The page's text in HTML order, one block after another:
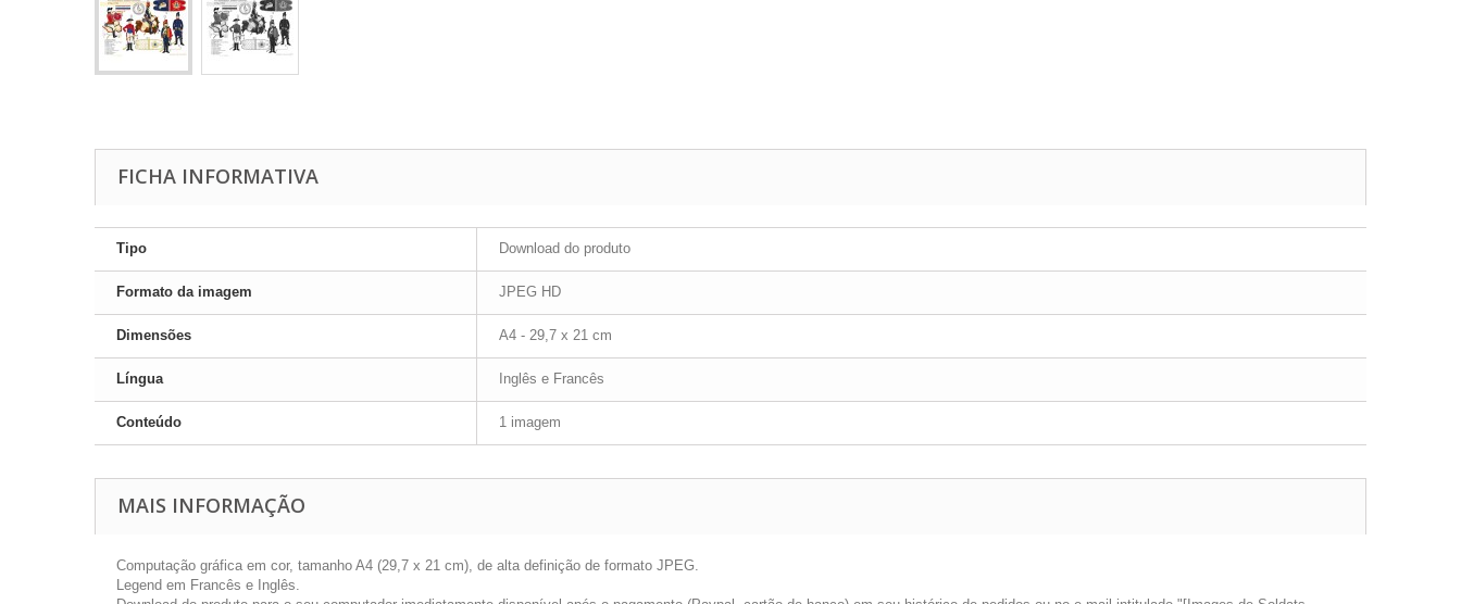
FICHA INFORMATIVA
Tipo Download do produto
Formato da imagem JPEG HD
Dimensões A4 - 29,7 x 21 cm
Língua Inglês e Francês
Conteúdo 1 imagem
MAIS INFORMAÇÃO
Computação gráfica em cor, tamanho A4 (29,7 x 21 cm), de alta definição de formato JPEG.
Legend em Francês e Inglês.